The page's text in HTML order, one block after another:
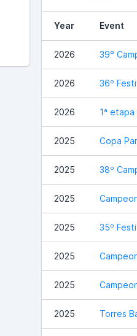
Year Event
2026 39°
2026 36º
2026 1ª
2025 Copa
2025 38º
2025
2025 35º
2025
2025
2025 Torres